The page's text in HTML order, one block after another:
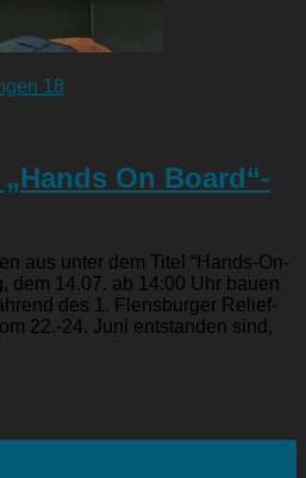
18
„Hands On Board“-
aus unter dem Titel “Hands-On-
dem 14.07. ab 14:00 Uhr bauen
des 1. Flensburger Relief-
22.-24. Juni entstanden sind,